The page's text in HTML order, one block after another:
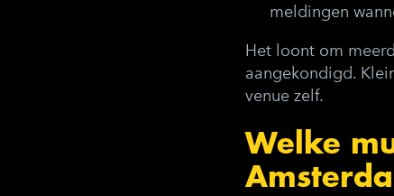
meldingen
Het loont om
aangekondigd.
venue zelf.
Welke